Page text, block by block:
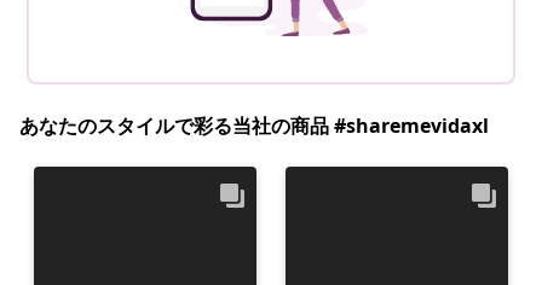
あなたのスタイルで彩る当社の商品 #sharemevidaxl